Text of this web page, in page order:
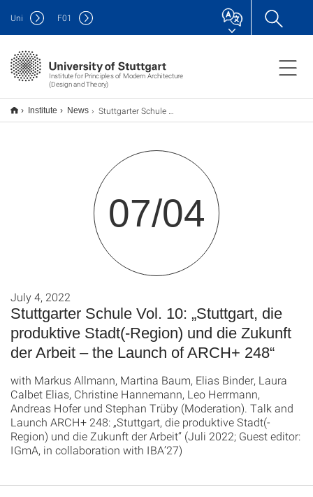
Institute for Principles of Modern Architecture
(Design and Theory)
Uni F01
Institute News Stuttgarter Schule Vol. 10: „Stuttgart, die produktive Stadt(-Region) und die Zukunft der Arbeit – Zum Launch der ARCH+ 248“
07/04
Stuttgarter Schule Vol. 10: „Stuttgart, die
produktive Stadt(-Region) und die Zukunft
der Arbeit – the Launch of ARCH+ 248“
July 4, 2022
with Markus Allmann, Martina Baum, Elias Binder, Laura
Calbet Elias, Christine Hannemann, Leo Herrmann,
Andreas Hofer und Stephan Trüby (Moderation). Talk and
Launch ARCH+ 248: „Stuttgart, die produktive Stadt(-
Region) und die Zukunft der Arbeit“ (Juli 2022; Guest editor:
IGmA, in collaboration with IBA’27)